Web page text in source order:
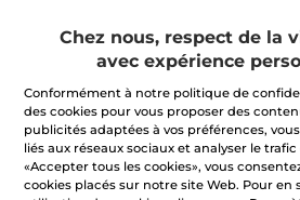
★★★★★
★★★★★
Aucune
de
notation
pour
9,95 €
Quantité
Chez nous, respect de la
avec expérience
Conformément à notre politique de
des cookies pour vous proposer des
publicités adaptées à vos préférences,
liés aux réseaux sociaux et analyser le
«Accepter tous les cookies», vous
cookies placés sur notre site Web. Pour en